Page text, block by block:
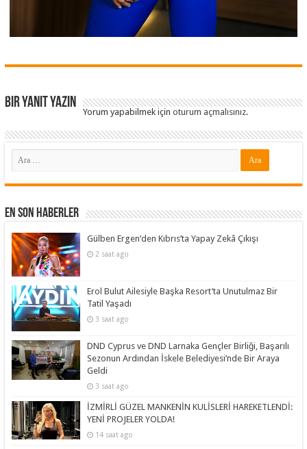
Bir yanıt yazın
Yorum yapabilmek içinoturum açmalısınız.
En Son Haberler
Gülben Ergen’den Kıbrıs’ta Yapay Zekâ Çıkışı
2 saat ago
Erol Bulut Ailesiyle Başka Resort’ta Unutulmaz Bir
Tatil Yaşadı
3 saat ago
DND Cyprus ve DND Larnaka Gençler Birliği, Başarılı
Sezonun Ardından İskele Belediyesi’nde Bir Araya
Geldi
3 saat ago
İZMİRLİ GÜZEL MANKENİN KULİSLERİ HAREKETLENDİ:
YENİ PROJELER YOLDA!
14 saat ago